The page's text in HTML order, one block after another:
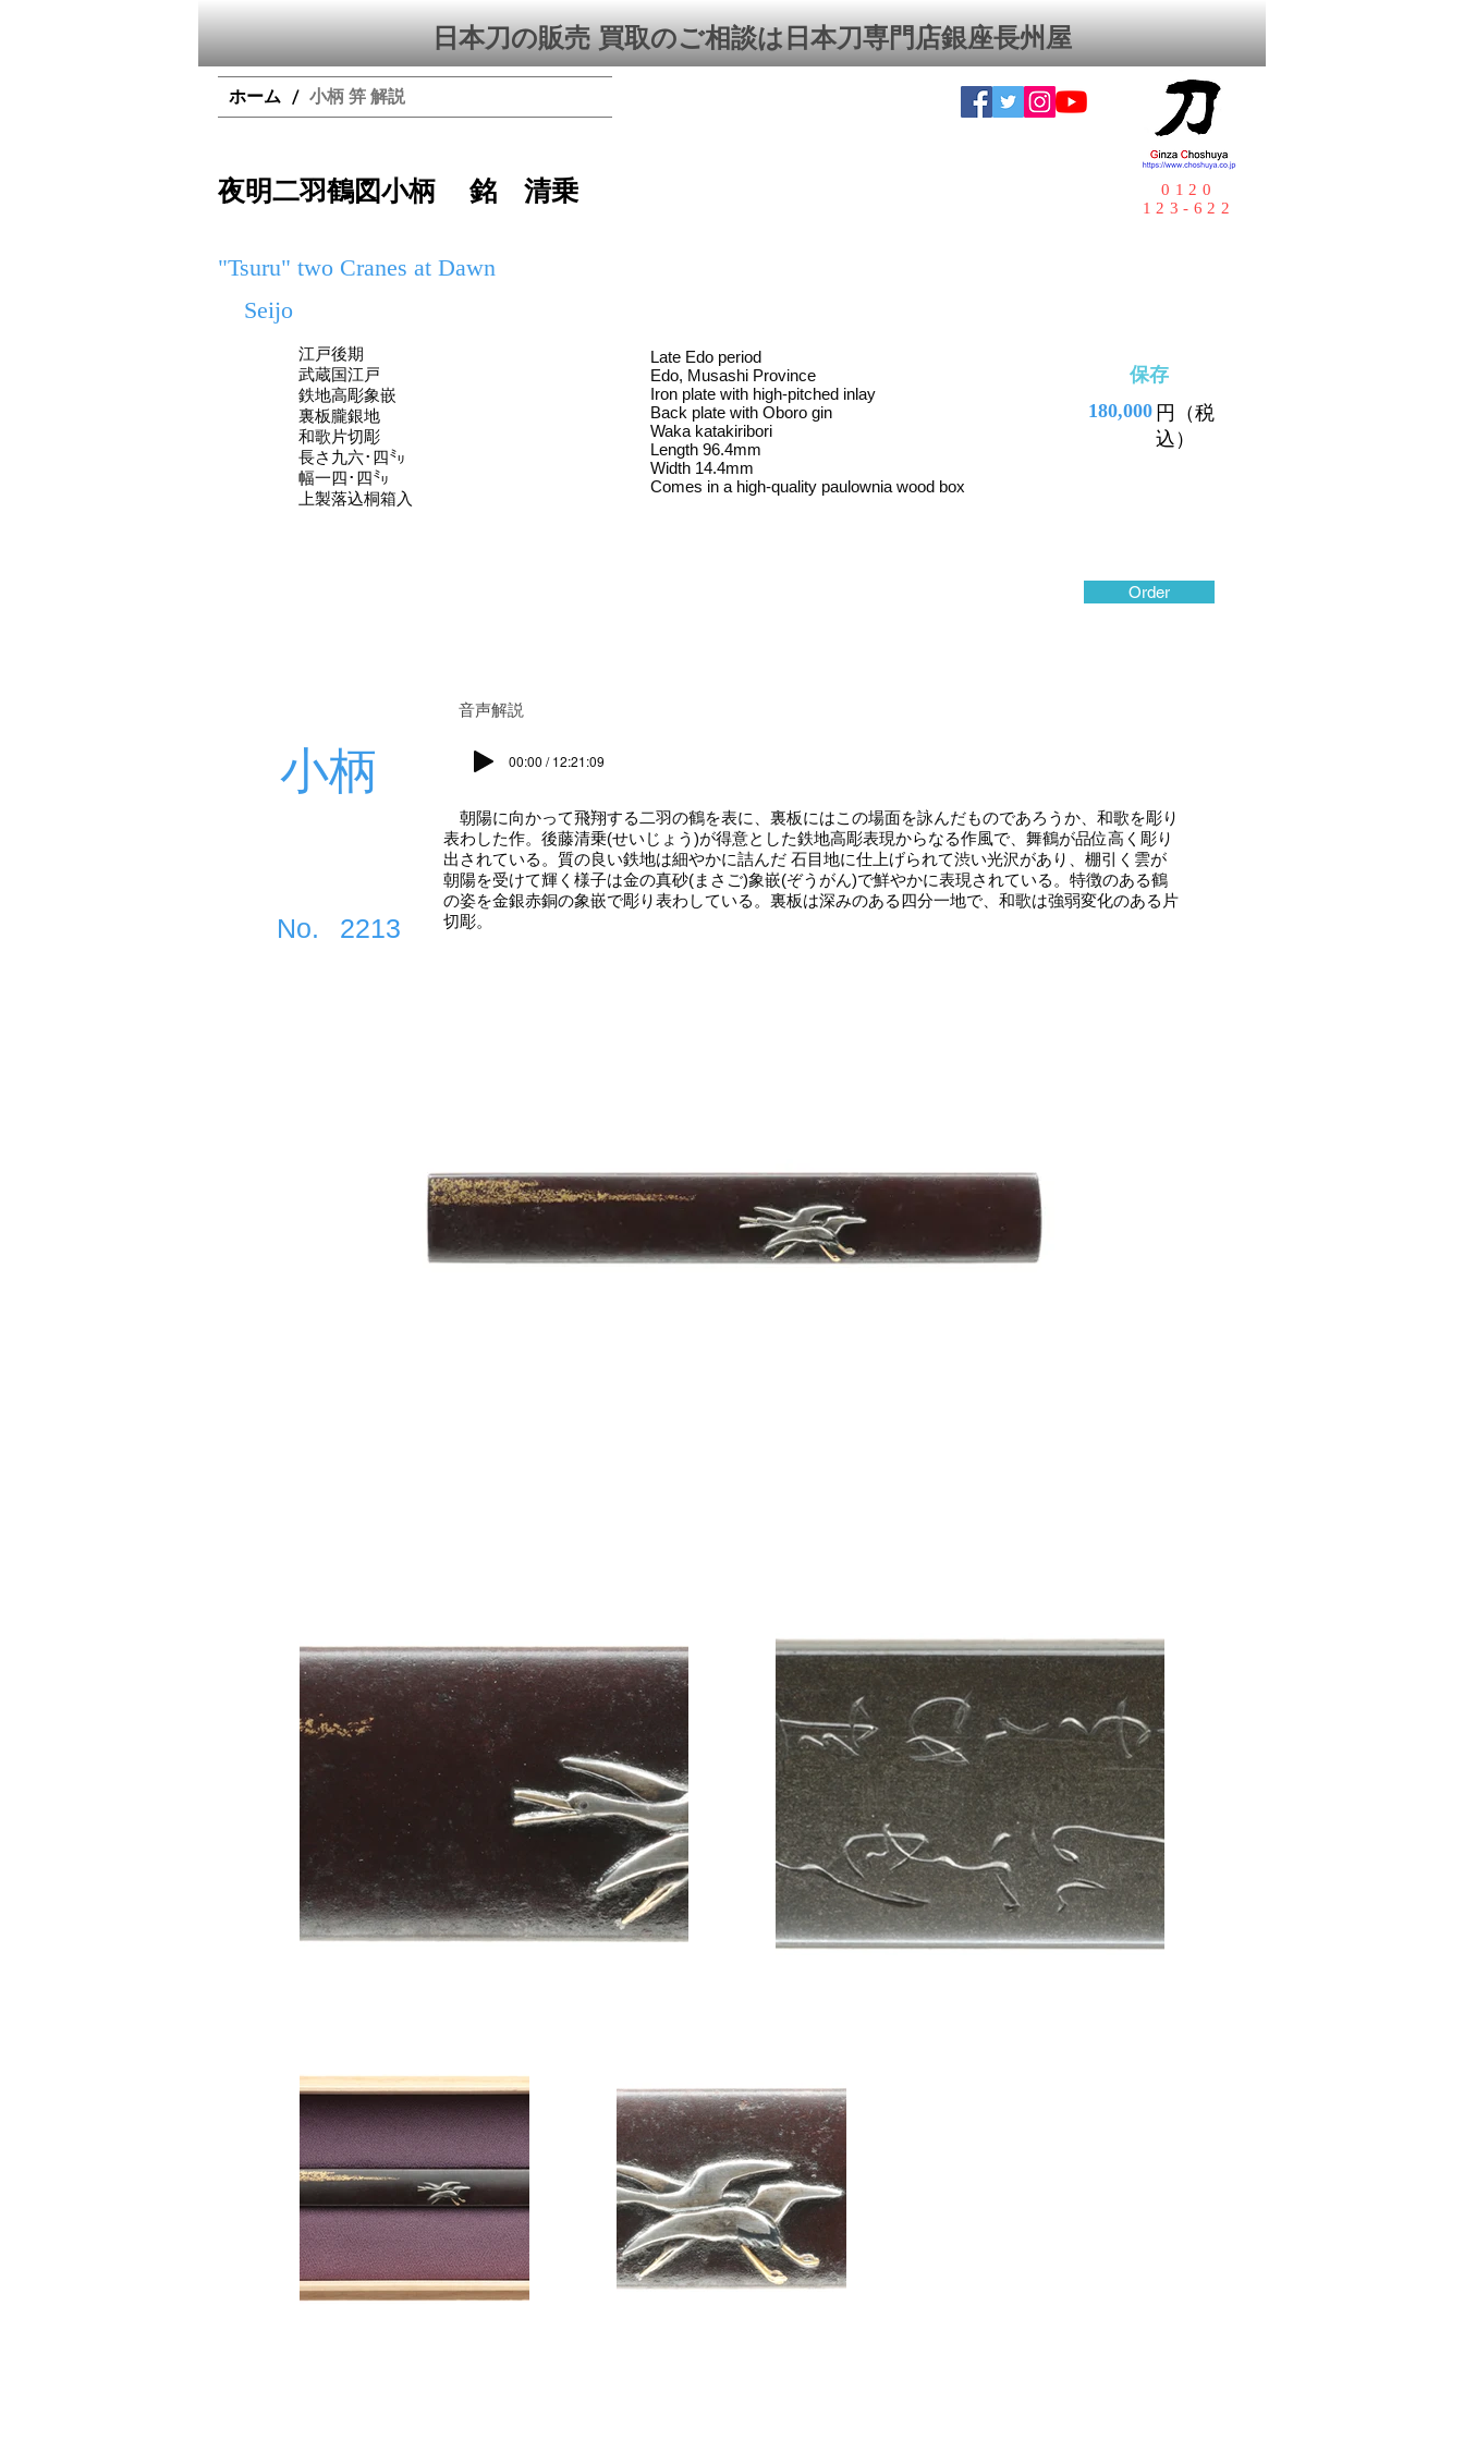
日本刀の販売 買取のご相談は日本刀専門店銀座⻑州屋
ホーム / 小柄 笄 解説
夜明二羽鶴図小柄 銘 清乗
0120
123-622
"Tsuru" two Cranes at Dawn
Seijo
江戸後期
武蔵国江戸
鉄地高彫象嵌
裏板朧銀地
和歌片切彫
長さ九六･四㍉
幅一四･四㍉
上製落込桐箱入
Late Edo period
Edo, Musashi Province
Iron plate with high-pitched inlay
Back plate with Oboro gin
Waka katakiribori
Length 96.4mm
Width 14.4mm
Comes in a high-quality paulownia wood box
保存
180,000 円（税
込）
Order
​音声解説
小柄 00:00 / 12:21:09
2213
​No.
朝陽に向かって飛翔する二羽の鶴を表に、裏板にはこの場面を詠んだものであろうか、和歌を彫り
表わした作。後藤清乗(せいじょう)が得意とした鉄地高彫表現からなる作風で、舞鶴が品位高く彫り
出されている。質の良い鉄地は細やかに詰んだ 石目地に仕上げられて渋い光沢があり、棚引く雲が
朝陽を受けて輝く様子は金の真砂(まさご)象嵌(ぞうがん)で鮮やかに表現されている。特徴のある鶴
の姿を金銀赤銅の象嵌で彫り表わしている。裏板は深みのある四分一地で、和歌は強弱変化のある片
切彫。